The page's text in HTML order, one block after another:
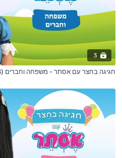
3
חגיגה בחצר עם אסתר - משפחה וחברים (3 פרקים)